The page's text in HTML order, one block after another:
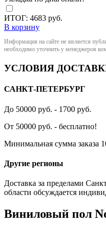
ИТОГ: 4683 руб.
В корзину
Информация на сайте не является
необходимо уточнить у менеджеров
УСЛОВИЯ
САНКТ-ПЕТЕРБУРГ
До 50000 руб. - 1700 руб.
От 50000 руб. - бесплатно!
Минимальная сумма заказа
Другие регионы
Доставка за пределами
области обсуждается
Виниловый пол